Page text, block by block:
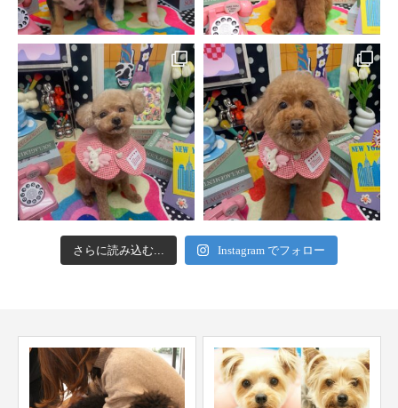
さらに読み込む... Instagram でフォロー